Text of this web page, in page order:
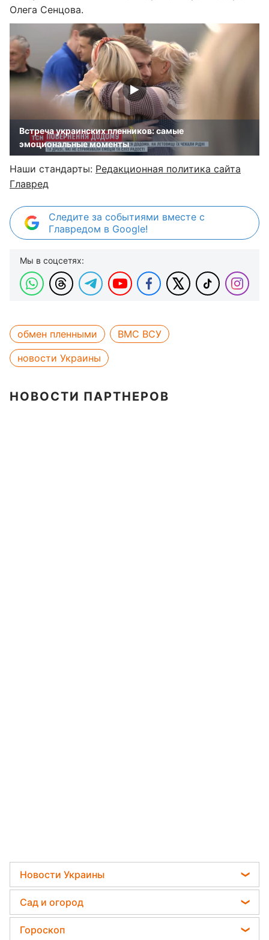
Олега Сенцова.
Встреча украинских пленников: самые
эмоциональные моменты
Наши стандарты: Редакционная политика сайта
Главред
Следите за событиями вместе с
Главредом в Google!
Мы в соцсетях:
обмен пленными
ВМС ВСУ
новости Украины
НОВОСТИ ПАРТНЕРОВ
Новости Украины
Политика
Отключения света
Телеграм новости Украины
Сад и огород
Садовод назвал самое эффективное средство
Гороскоп